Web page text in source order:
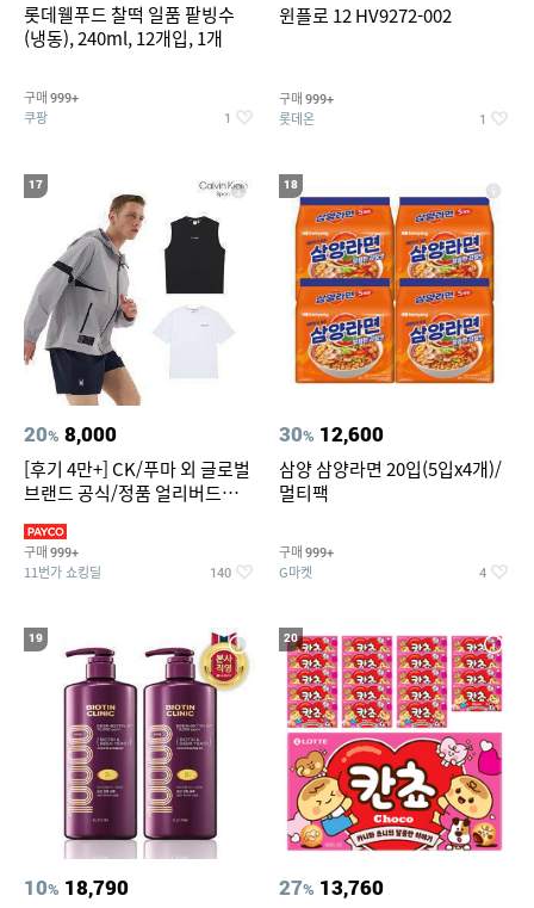
롯데웰푸드 찰떡 일품 팥빙수
(냉동), 240ml, 12개입, 1개
구매 999+
쿠팡 1
윈플로 12 HV9272-002
구매 999+
롯데온 1
17
20% 8,000
[후기 4만+] CK/푸마 외 글로벌
브랜드 공식/정품 얼리버드
구매 999+
11번가 쇼킹딜 140
18
30% 12,600
삼양 삼양라면 20입(5입x4개)/
멀티팩
구매 999+
G마켓 4
19
10% 18,790
20
27% 13,760